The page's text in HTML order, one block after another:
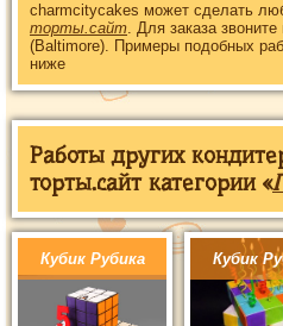
charmcitycakes может сделать
торты.сайт. Для заказа
(Baltimore). Примеры подобных
ниже
Работы других
торты.сайт категории «
Кубик Рубика Кубик